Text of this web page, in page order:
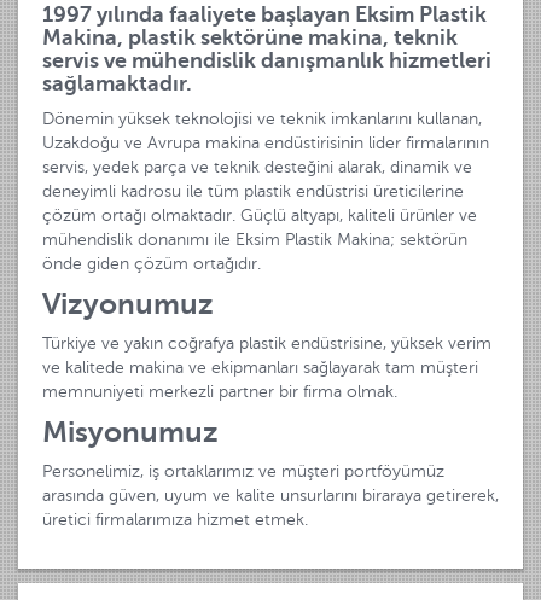
1997 yılında faaliyete başlayan Eksim Plastik
Makina, plastik sektörüne makina, teknik
servis ve mühendislik danışmanlık hizmetleri
sağlamaktadır.
Dönemin yüksek teknolojisi ve teknik imkanlarını kullanan,
Uzakdoğu ve Avrupa makina endüstirisinin lider firmalarının
servis, yedek parça ve teknik desteğini alarak, dinamik ve
deneyimli kadrosu ile tüm plastik endüstrisi üreticilerine
çözüm ortağı olmaktadır. Güçlü altyapı, kaliteli ürünler ve
mühendislik donanımı ile Eksim Plastik Makina; sektörün
önde giden çözüm ortağıdır.
Vizyonumuz
Türkiye ve yakın coğrafya plastik endüstrisine, yüksek verim
ve kalitede makina ve ekipmanları sağlayarak tam müşteri
memnuniyeti merkezli partner bir firma olmak.
Misyonumuz
Personelimiz, iş ortaklarımız ve müşteri portföyümüz
arasında güven, uyum ve kalite unsurlarını biraraya getirerek,
üretici firmalarımıza hizmet etmek.